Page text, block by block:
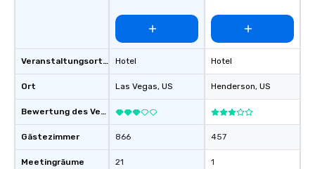
Veranstaltungsortstyp
Ort
Bewertung des Veranstaltungsortes
Gästezimmer
Meetingräume
Hotel
Las Vegas, US
866
21
Hotel
Henderson, US
457
1